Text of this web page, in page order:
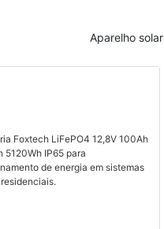
Aparelho solar